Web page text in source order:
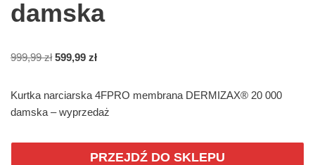
damska
999,99zł 599,99 zł
Kurtka narciarska 4FPRO membrana DERMIZAX® 20 000
damska – wyprzedaż
PRZEJDŹ DO SKLEPU